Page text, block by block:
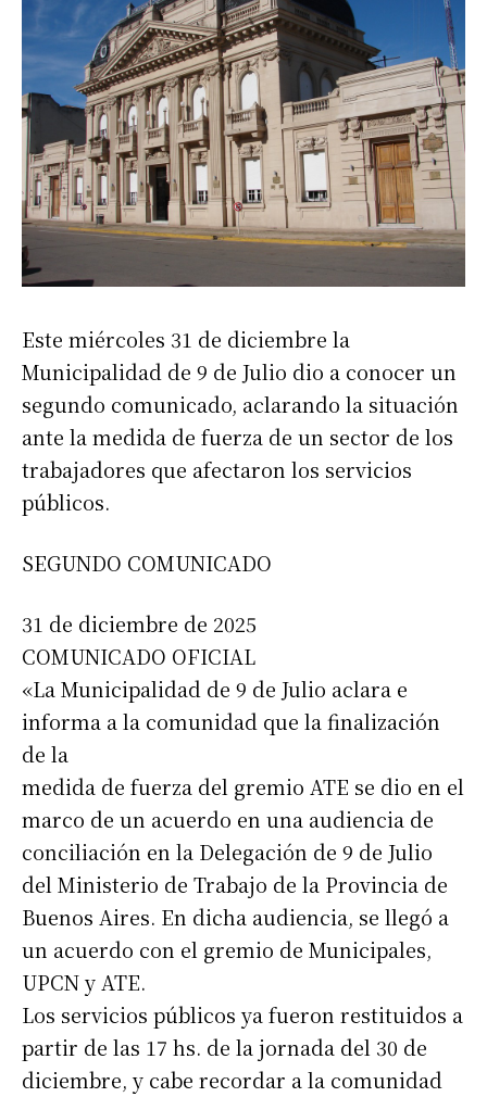
Este miércoles 31 de diciembre la
Municipalidad de 9 de Julio dio a conocer un
segundo comunicado, aclarando la situación
ante la medida de fuerza de un sector de los
trabajadores que afectaron los servicios
públicos.
SEGUNDO COMUNICADO
31 de diciembre de 2025
COMUNICADO OFICIAL
«La Municipalidad de 9 de Julio aclara e
informa a la comunidad que la finalización
de la
medida de fuerza del gremio ATE se dio en el
marco de un acuerdo en una audiencia de
conciliación en la Delegación de 9 de Julio
del Ministerio de Trabajo de la Provincia de
Buenos Aires. En dicha audiencia, se llegó a
un acuerdo con el gremio de Municipales,
UPCN y ATE.
Los servicios públicos ya fueron restituidos a
partir de las 17 hs. de la jornada del 30 de
diciembre, y cabe recordar a la comunidad